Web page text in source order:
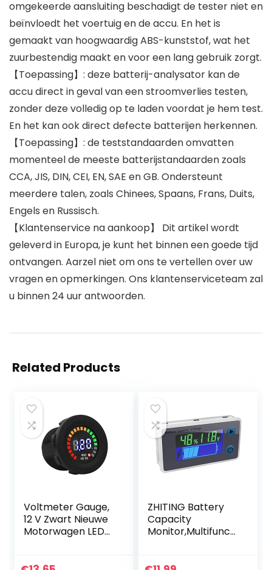
omgekeerde aansluiting beschadigt de tester niet en
beïnvloedt het voertuig en de accu. En het is
gemaakt van hoogwaardig ABS-kunststof, wat het
zuurbestendig maakt en voor een lang gebruik zorgt.
【Toepassing】: deze batterij-analysator kan de
accu direct in geval van een stroomverlies testen,
zonder deze volledig op te laden voordat je hem test.
En het kan ook direct defecte batterijen herkennen.
【Toepassing】: de teststandaarden omvatten
momenteel de meeste batterijstandaarden zoals
CCA, JIS, DIN, CEI, EN, SAE en GB. Ondersteunt
meerdere talen, zoals Chinees, Spaans, Frans, Duits,
Engels en Russisch.
【Klantenservice na aankoop】 Dit artikel wordt
geleverd in Europa, je kunt het binnen een goede tijd
ontvangen. Aarzel niet om ons te vertellen over uw
vragen en opmerkingen. Ons klantenserviceteam zal
u binnen 24 uur antwoorden.
Related Products
Voltmeter Gauge,
12 V Zwart Nieuwe
Motorwagen LED
ZHITING Battery
Capacity
Monitor,Multifuncti